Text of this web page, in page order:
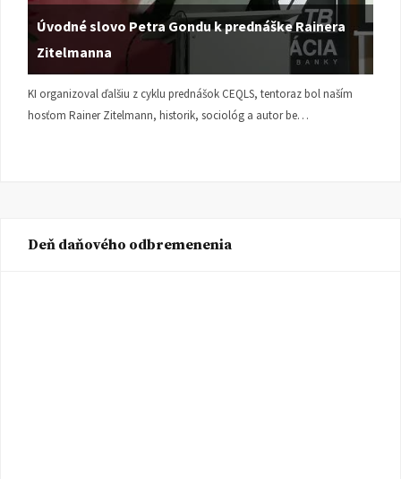
Úvodné slovo Petra Gondu k prednáške Rainera
Zitelmanna
KI organizoval ďalšiu z cyklu prednášok CEQLS, tentoraz bol naším
hosťom Rainer Zitelmann, historik, sociológ a autor be…
Deň daňového odbremenenia